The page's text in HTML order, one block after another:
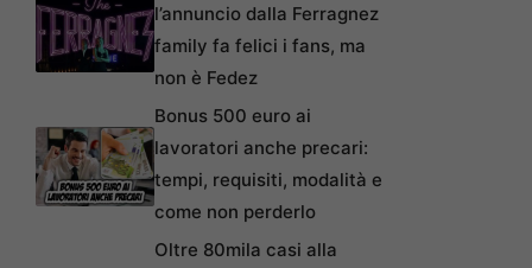
l’annuncio dalla Ferragnez
family fa felici i fans, ma
non è Fedez
Bonus 500 euro ai
lavoratori anche precari:
tempi, requisiti, modalità e
come non perderlo
Oltre 80mila casi alla